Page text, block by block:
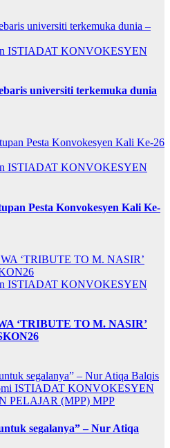
ISTIADAT KONVOKESYEN
universiti terkemuka dunia
ISTIADAT KONVOKESYEN
Pesta Konvokesyen Kali Ke-
ISTIADAT KONVOKESYEN
‘TRIBUTE TO M. NASIR’
ISTIADAT KONVOKESYEN
PELAJAR (MPP) MPP
segalanya” – Nur Atiqa